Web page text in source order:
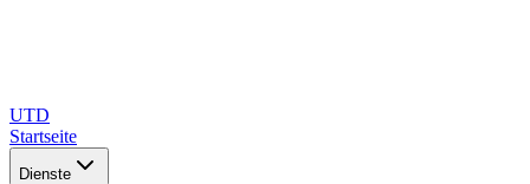
UTD
Startseite
Dienste